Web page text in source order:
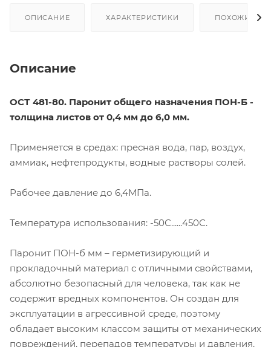
ОПИСАНИЕ ХАРАКТЕРИСТИКИ ПОХОЖИЕ
Описание
ОСТ 481-80. Паронит общего назначения ПОН-Б -
толщина листов от 0,4 мм до 6,0 мм.
Применяется в средах: пресная вода, пар, воздух,
аммиак, нефтепродукты, водные растворы солей.
Рабочее давление до 6,4МПа.
Температура использования: -50С......450С.
Паронит ПОН-б мм – герметизирующий и
прокладочный материал с отличными свойствами,
абсолютно безопасный для человека, так как не
содержит вредных компонентов. Он создан для
эксплуатации в агрессивной среде, поэтому
обладает высоким классом защиты от механических
повреждений, перепадов температуры и давления,